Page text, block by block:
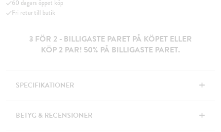
60 dagars öppet köp
Fri retur till butik
3 FÖR 2 - BILLIGASTE PARET PÅ KÖPET ELLER
KÖP 2 PAR! 50% PÅ BILLIGASTE PARET.
SPECIFIKATIONER +
BETYG & RECENSIONER +